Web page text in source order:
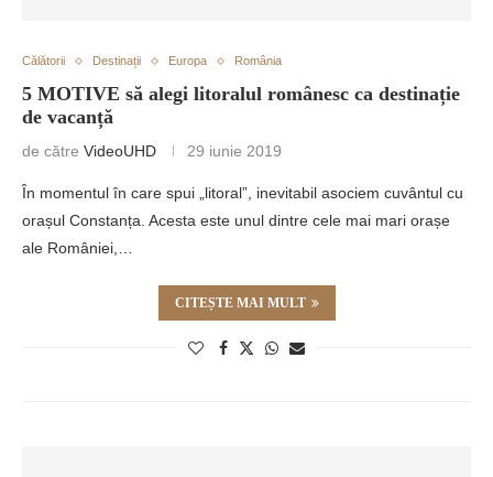
Călătorii Destinații Europa România
5 MOTIVE să alegi litoralul românesc ca destinație
de vacanță
de către VideoUHD 29 iunie 2019
În momentul în care spui „litoral”, inevitabil asociem cuvântul cu
orașul Constanța. Acesta este unul dintre cele mai mari orașe
ale României,…
CITEȘTE MAI MULT